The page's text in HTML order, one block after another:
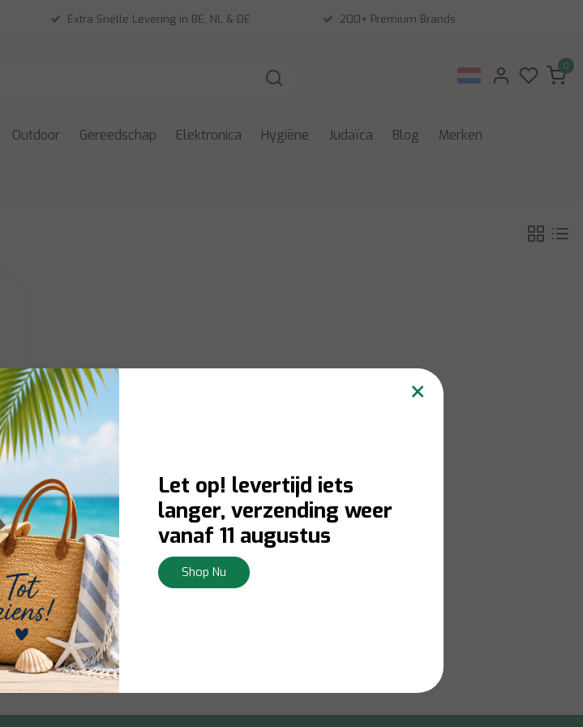
Extra Snelle Levering in BE, NL & DE 200+ Premium Brands
0
Outdoor Gereedschap Elektronica Hygiëne Judaïca Blog Merken
×
Let op! levertijd iets
langer, verzending weer
vanaf 11 augustus
Shop Nu